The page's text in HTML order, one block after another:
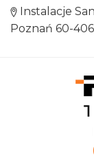
Instalacje
Poznań 60-406